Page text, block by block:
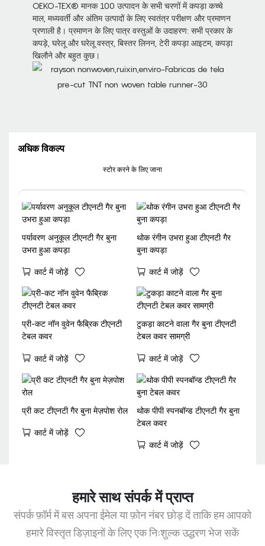
OEKO-TEX® मानक 100 उत्पादन के सभी चरणों में कपड़ा कच्चे
माल, मध्यवर्ती और अंतिम उत्पादों के लिए स्वतंत्र परीक्षण और प्रमाणन
प्रणाली है। प्रमाणन के लिए पात्र वस्तुओं के उदाहरण: सभी प्रकार के
कपड़े, घरेलू और घरेलू वस्त्र, बिस्तर लिनन, टेरी कपड़ा आइटम, कपड़ा
खिलौने और बहुत कुछ।
अधिक विकल्प
स्टोर करने के लिए जाना
पर्यावरण अनुकूल टीएनटी गैर बुना
उभरा हुआ कपड़ा
कार्ट में जोड़ें
थोक रंगीन उभरा हुआ टीएनटी गैर
बुना कपड़ा
कार्ट में जोड़ें
प्री-कट नॉन वुवेन फैब्रिक टीएनटी
टेबल कवर
कार्ट में जोड़ें
टुकड़ा काटने वाला गैर बुना टीएनटी
टेबल कवर सामग्री
कार्ट में जोड़ें
प्री कट टीएनटी गैर बुना मेज़पोश रोल
कार्ट में जोड़ें
थोक पीपी स्पनबॉन्ड टीएनटी गैर बुना
टेबल कवर
कार्ट में जोड़ें
हमारे साथ संपर्क में प्राप्त
संपर्क फ़ॉर्म में बस अपना ईमेल या फ़ोन नंबर छोड़ दें ताकि हम आपको
हमारे विस्तृत डिज़ाइनों के लिए एक निःशुल्क उद्धरण भेज सकें